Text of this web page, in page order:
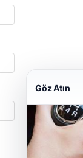
Göz Atın